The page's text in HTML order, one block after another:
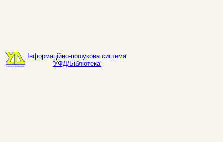
Інформаційно-пошукова система
'УФД/Бібліотека'